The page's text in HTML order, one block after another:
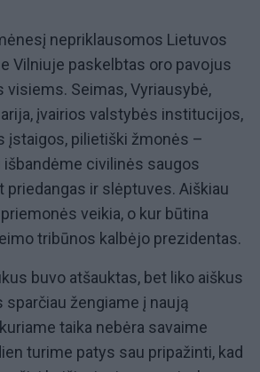
nepriklausomos Lietuvos
Vilniuje paskelbtas oro pavojus
visiems. Seimas, Vyriausybė,
įvairios valstybės institucijos,
įstaigos, pilietiški žmonės –
išbandėme civilinės saugos
priedangas ir slėptuves. Aiškiau
veikia, o kur būtina
tribūnos kalbėjo prezidentas.
buvo atšauktas, bet liko aiškus
sparčiau žengiame į naują
taika nebėra savaime
turime patys sau pripažinti, kad